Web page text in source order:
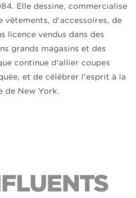
Elle dessine, commercialise
d'accessoires, de
licence vendus dans des
grands magasins et des
continue d'allier coupes
et de célébrer l'esprit à la
de New York.